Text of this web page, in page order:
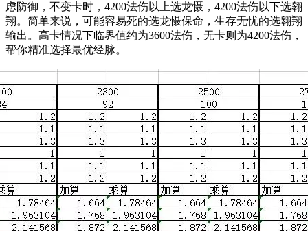
虑防御，不变卡时，4200法伤以上选龙慑，4200法伤以下选翱
翔。简单来说，可能容易死的选龙慑保命，生存无忧的选翱翔
输出。高卡情况下临界值约为3600法伤，无卡则为4200法伤，
帮你精准选择最优经脉。